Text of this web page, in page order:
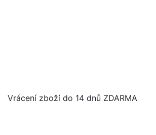
Vrácení zboží do 14 dnů ZDARMA